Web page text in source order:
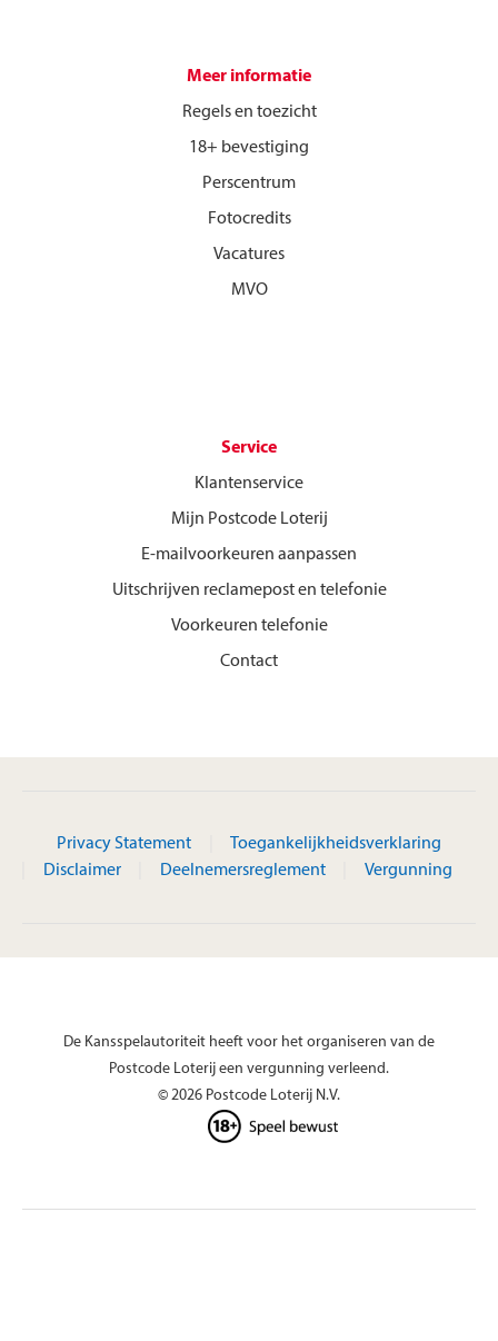
Meer informatie
Regels en toezicht
18+ bevestiging
Perscentrum
Fotocredits
Vacatures
MVO
Service
Klantenservice
Mijn Postcode Loterij
E-mailvoorkeuren aanpassen
Uitschrijven reclamepost en telefonie
Voorkeuren telefonie
Contact
Privacy Statement
Toegankelijkheidsverklaring
Disclaimer
Deelnemersreglement Vergunning
De Kansspelautoriteit heeft voor het organiseren van de
Postcode Loterij een vergunning verleend.
© 2026 Postcode Loterij N.V.